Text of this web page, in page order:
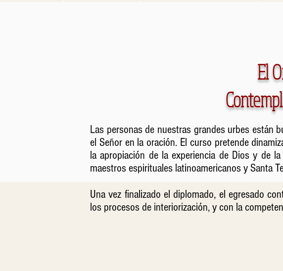
El
Las personas de nuestras grandes urbes están
el Señor en la oración. El curso pretende
la apropiación de la experiencia de Dios y de
maestros espirituales latinoamericanos y Santa
Una vez finalizado el diplomado, el egresado
los procesos de interiorización, y con la